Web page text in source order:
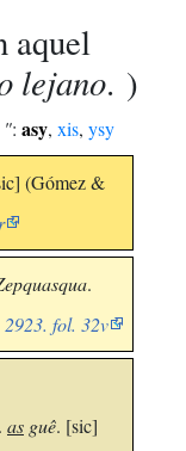
aquel
lejano. )
": asy, xis, ysy
(Gómez &
.
2923. fol. 32v
as guê. [sic]